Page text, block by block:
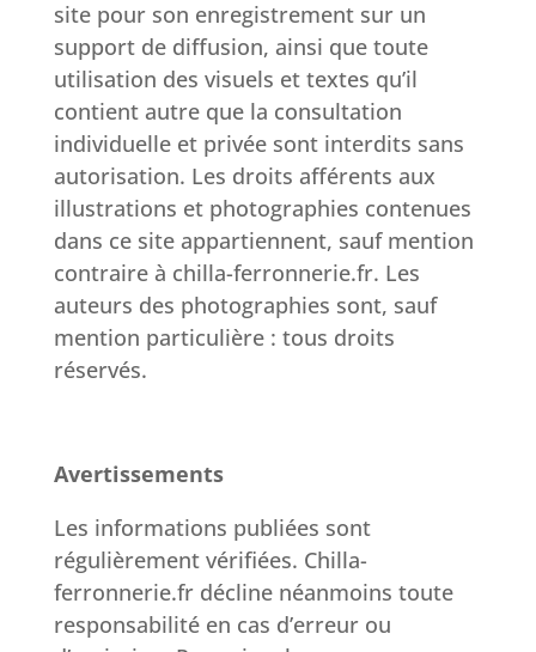
site pour son enregistrement sur un
support de diffusion, ainsi que toute
utilisation des visuels et textes qu’il
contient autre que la consultation
individuelle et privée sont interdits sans
autorisation. Les droits afférents aux
illustrations et photographies contenues
dans ce site appartiennent, sauf mention
contraire à chilla-ferronnerie.fr. Les
auteurs des photographies sont, sauf
mention particulière : tous droits
réservés.
Avertissements
Les informations publiées sont
régulièrement vérifiées. Chilla-
ferronnerie.fr décline néanmoins toute
responsabilité en cas d’erreur ou